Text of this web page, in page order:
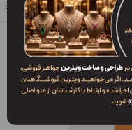
/ جعبه انگشتر زوج EO2 WFN2